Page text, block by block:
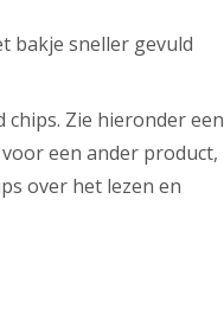
bakje sneller gevuld
Zie hieronder een
een ander product,
over het lezen en